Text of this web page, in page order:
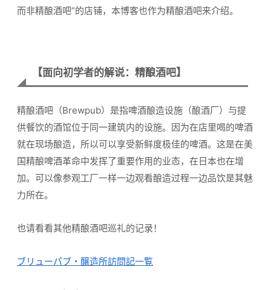
而非精酿酒吧”的店铺，本博客也作为精酿酒吧来介绍。
【面向初学者的解说：精酿酒吧】
精酿酒吧（Brewpub）是指啤酒酿造设施（酿酒厂）与提
供餐饮的酒馆位于同一建筑内的设施。因为在店里喝的啤酒
就在现场酿造，所以可以享受新鲜度极佳的啤酒。这是在美
国精酿啤酒革命中发挥了重要作用的业态，在日本也在增
加。可以像参观工厂一样一边观看酿造过程一边品饮是其魅
力所在。
也请看看其他精酿酒吧巡礼的记录！
ブリューパブ・醸造所訪問記一覧